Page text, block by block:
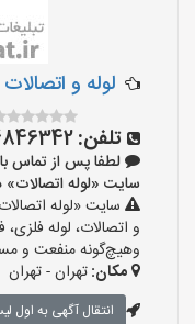
لوله و
تلفن:
لطفا پس از تماس
سایت «لوله اتصالات» دیده ام
سایت «لوله
و اتصالات، لوله
وهیچ‌گونه منفعت و
مکان:تهران - تهران
انتقال آگهی به اول